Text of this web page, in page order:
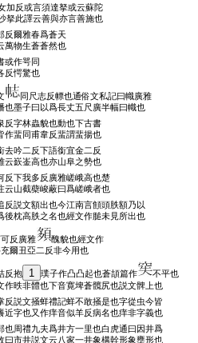
加反或言須達拏或云蘇陀
拏此譯云善與亦言善施也
反爾雅春爲蒼天
萬物生蒼蒼然也
或作咢同
反愕驚也
同尺志反幖也通俗文私記曰幟廣雅
也墨子曰以爲長丈五尺廣半幅曰幟也
反字林蟲貌也動也下古書
作蜚同甫韋反蜚謂蜚揚也
去吟二反下語銜宜金二反
云嶔崟高也亦山阜之勢也
反下我多反廣雅嵯峨高也楚
云山截蘗峻蔽曰爲嵯峨者也
反説文額出也今江南言顀頭胅額乃以
後枕高胅之名也經文作膇未見所出也
反廣雅
醜貌也經文作
爾丑亞二反非今用也
反抱 1 璞子作凸凸起也蒼頡篇作
不平也
作昳非體也下音寛埤蒼髖尻也説文髀上也
反説文掻蛘禮記蛘不敢掻是也字從虫今皆
近字也又作痒音似羊反病名也痒非字義也
也周禮九夫爲井方一里也白虎通曰因井爲
曰市井説文云八家一井象構幹形象壅形也